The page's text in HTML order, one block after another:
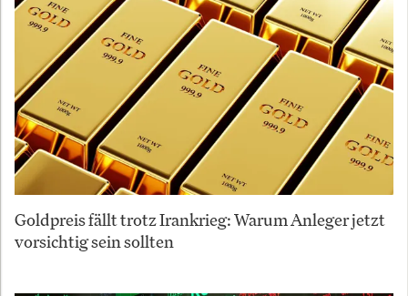
Goldpreis fällt trotz Irankrieg: Warum Anleger jetzt
vorsichtig sein sollten